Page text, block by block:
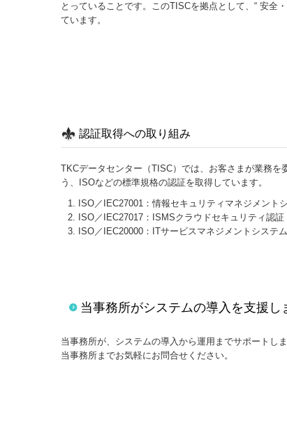
とっていることです。このTISCを拠点として、“ 安全
ています。
認証取得への取り組み
TKCデータセンター（TISC）では、お客さまが業務を
う、ISOなどの標準規格の認証を取得しています。
ISO／IEC27001：情報セキュリティマネジメント
ISO／IEC27017：ISMSクラウドセキュリティ認証
ISO／IEC20000：ITサービスマネジメントシステ
当事務所がシステムの導入を支援し
当事務所が、システムの導入から運用までサポートしま
当事務所までお気軽にお問合せください。